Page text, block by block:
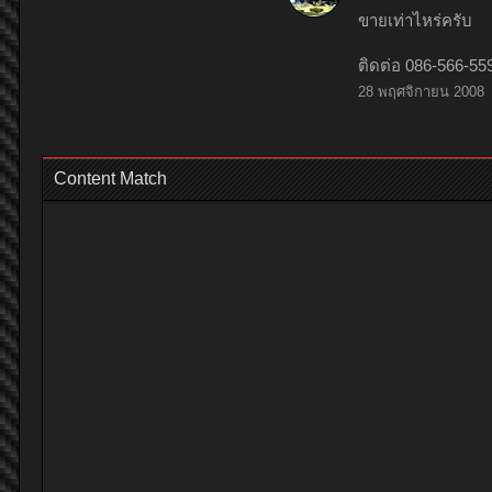
ขายเท่าไหร่ครับ
ติดต่อ 086-566-
28 พฤศจิกายน 2008
Content Match